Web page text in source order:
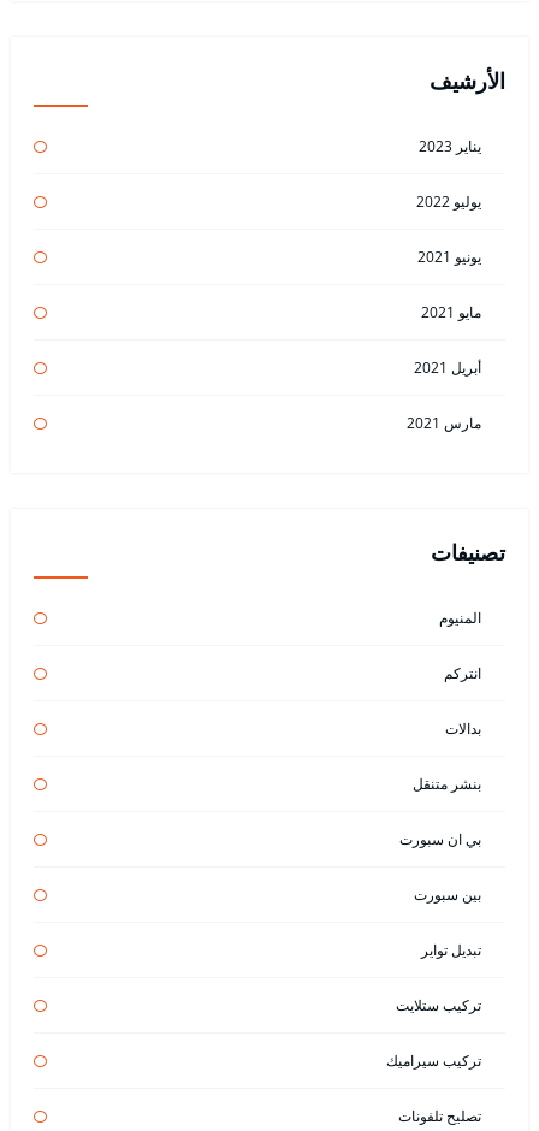
الأرشيف
يناير 2023
يوليو 2022
يونيو 2021
مايو 2021
أبريل 2021
مارس 2021
تصنيفات
المنيوم
انتركم
بدالات
بنشر متنقل
بي ان سبورت
بين سبورت
تبديل تواير
تركيب ستلايت
تركيب سيراميك
تصليح تلفونات